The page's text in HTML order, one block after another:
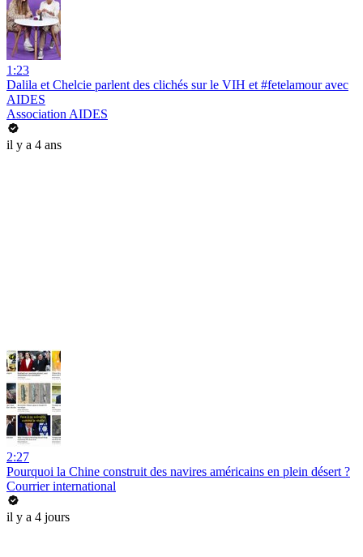
1:23
Dalila et Chelcie parlent des clichés sur le VIH et #fetelamour avec
AIDES
Association AIDES
il y a 4 ans
2:27
Pourquoi la Chine construit des navires américains en plein désert ?
Courrier international
il y a 4 jours